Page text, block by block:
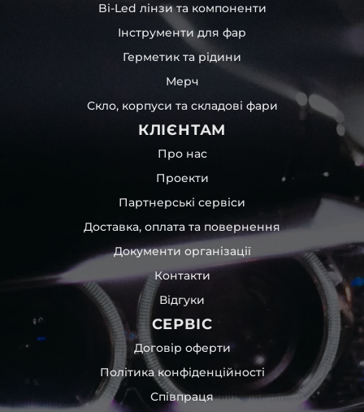
Bi-Led лінзи та компоненти
Інструменти для фар
Герметик та рідини
Мерч
Скло, корпуси та складові фари
КЛІЄНТАМ
Про нас
Проекти
Партнерські сервіси
Доставка, оплата та повернення
Документи організації
Контакти
Відгуки
СЕРВІС
Договір оферти
Політика конфіденційності
Співпраця